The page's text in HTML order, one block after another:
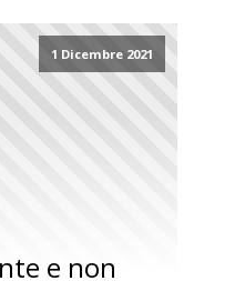
1 Dicembre 2021
e non